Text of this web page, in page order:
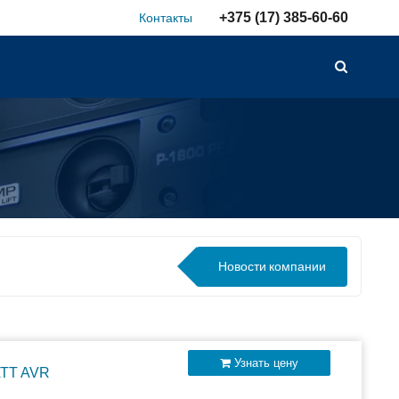
Контакты +375 (17) 385-60-60
внешних АКБ
Новости компании
AVR
Узнать цену